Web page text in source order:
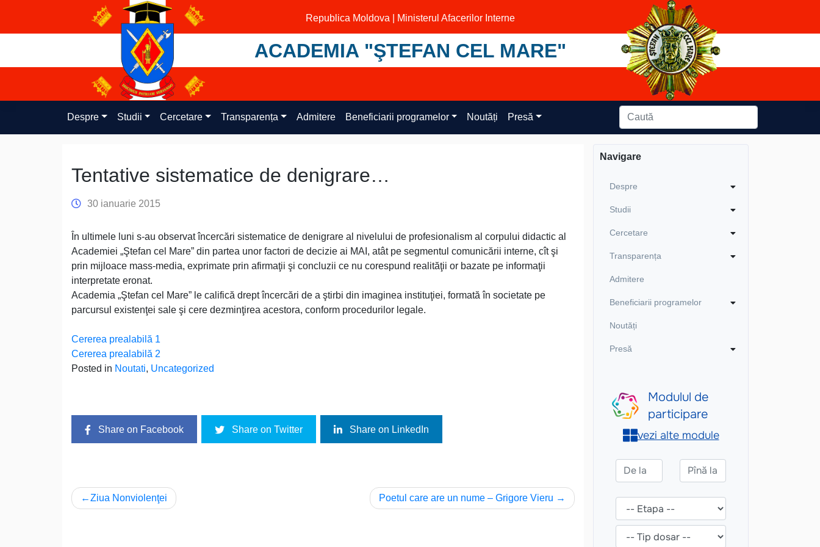
content
Republica Moldova | Ministerul Afacerilor Interne
ACADEMIA "ŞTEFAN CEL MARE"
Despre Studii Cercetare Transparența Admitere Beneficiarii programelor Noutăți Presă
Tentative sistematice de denigrare…
30 ianuarie 2015
În ultimele luni s-au observat încercări sistematice de denigrare al nivelului de profesionalism al corpului didactic al
Academiei „Ştefan cel Mare” din partea unor factori de decizie ai MAI, atât pe segmentul comunicării interne, cît şi
prin mijloace mass-media, exprimate prin afirmaţii şi concluzii ce nu corespund realităţii or bazate pe informaţii
interpretate eronat.
Academia „Ştefan cel Mare” le califică drept încercări de a ştirbi din imaginea instituţiei, formată în societate pe
parcursul existenţei sale şi cere dezminţirea acestora, conform procedurilor legale.
Cererea prealabilă 1
Cererea prealabilă 2
Posted in Noutati, Uncategorized
Share on Facebook Share on Twitter Share on LinkedIn
Navigare
Ziua Nonviolenţei Poetul care are un nume – Grigore Vieru
Navigare
Despre
Studii
Cercetare
Transparența
Admitere
Beneficiarii programelor
Noutăți
Presă